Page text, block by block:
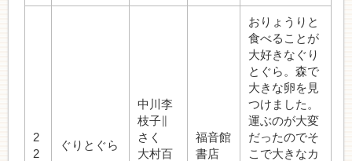
2
2
ぐりとぐら
中川李
枝子∥
さく
大村百
福音館
書店
おりょうりと
食べることが
大好きなぐり
とぐら。森で
大きな卵を見
つけました。
運ぶのが大変
だったのでそ
こで大きなカ